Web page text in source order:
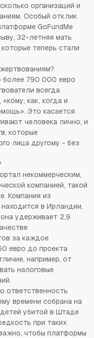
организаций и
Особый отклик
GoFundMe
32-летняя мать
теперь стали
более 790 000 евро
всегда
как, когда и
Это касается
человека лично, и
которые
лица другому - без
некоммерческим,
компанией, такой
Компания из
в Ирландии,
удерживает 2,9
за каждое
евро до проекта
например, от
налоговые
ответственность
времени собрана на
убитой в Штаде
при таких
чтобы платформы